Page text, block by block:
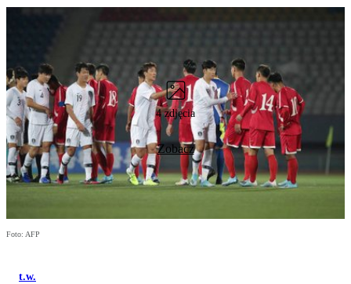
4 zdjęcia
Zobacz
Foto: AFP
t.w.